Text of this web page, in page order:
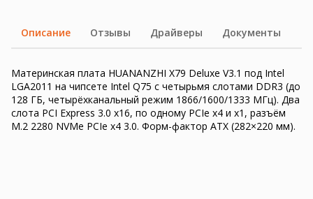
Описание Отзывы Драйверы Документы
Материнская плата HUANANZHI X79 Deluxe V3.1 под Intel
LGA2011 на чипсете Intel Q75 с четырьмя слотами DDR3 (до
128 ГБ, четырёхканальный режим 1866/1600/1333 МГц). Два
слота PCI Express 3.0 x16, по одному PCIe x4 и x1, разъём
M.2 2280 NVMe PCIe x4 3.0. Форм-фактор ATX (282×220 мм).